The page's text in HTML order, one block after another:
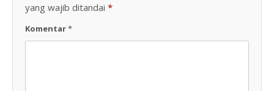
yang wajib ditandai *
Komentar*